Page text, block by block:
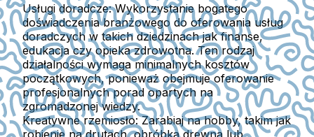
Usługi doradcze:Wykorzystanie bogatego
doświadczenia branżowego do oferowania usług
doradczych w takich dziedzinach jak finanse,
edukacja czy opieka zdrowotna. Ten rodzaj
działalności wymaga minimalnych kosztów
początkowych, ponieważ obejmuje oferowanie
profesjonalnych porad opartych na
zgromadzonej wiedzy.
Kreatywne rzemiosło:Zarabiaj na hobby, takim jak
robienie na drutach, obróbka drewna lub